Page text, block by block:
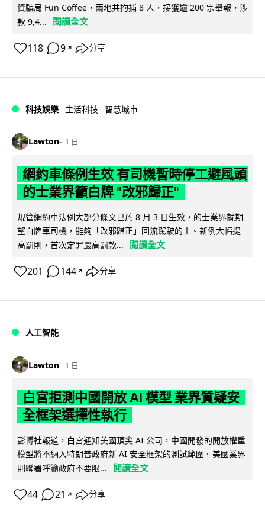
資騙局 Fun Coffee，兩地共拘捕 8 人，接獲逾 200 宗舉報，涉
款 9,4...
閱讀全文
118 9 ↗ 分享
科技娛樂 生活科技 智慧城市
Lawton 1 日
網約車條例生效 有司機暫時停工避風頭
的士業界籲白牌 "改邪歸正"
規管網約車法例大部分條文已於 8 月 3 日生效，的士業界就期
望白牌車司機，能夠「改邪歸正」回流駕駛的士。新例大幅提
高罰則，首次定罪最高罰款...
閱讀全文
201 144 ↗ 分享
人工智能
Lawton 1 日
白宮拒測中國開放 AI 模型 業界質疑安
全框架選擇性執行
彭博社報道，白宮通知美國頂尖 AI 公司，中國開發的開放權重
模型將不納入特朗普政府新 AI 安全框架的測試範圍。美國業界
則聯署呼籲政府不要限...
閱讀全文
44 21 ↗ 分享